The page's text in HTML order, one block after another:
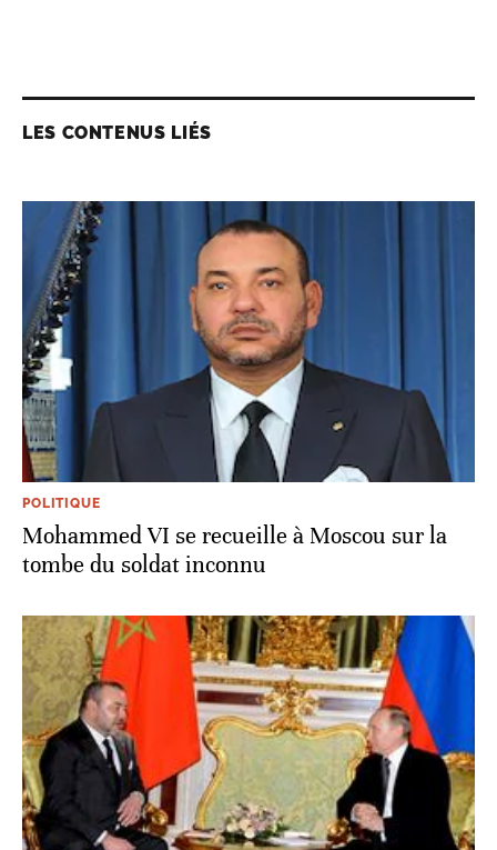
LES CONTENUS LIÉS
POLITIQUE
Mohammed VI se recueille à Moscou sur la
tombe du soldat inconnu